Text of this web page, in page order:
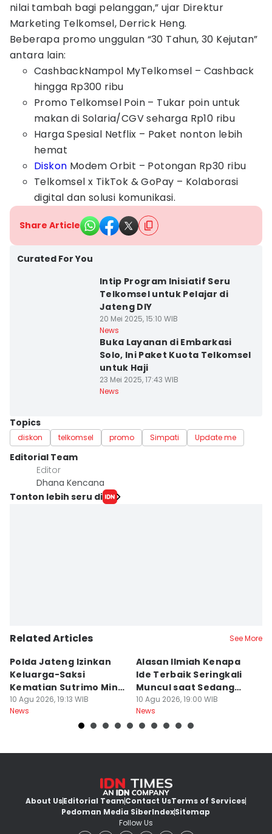
nilai tambah bagi pelanggan,” ujar Direktur
Marketing Telkomsel, Derrick Heng.
Beberapa promo unggulan “30 Tahun, 30 Kejutan”
antara lain:
CashbackNampol MyTelkomsel – Cashback
hingga Rp300 ribu
Promo Telkomsel Poin – Tukar poin untuk
makan di Solaria/CGV seharga Rp10 ribu
Harga Spesial Netflix – Paket nonton lebih
hemat
Diskon Modem Orbit – Potongan Rp30 ribu
Telkomsel x TikTok & GoPay – Kolaborasi
digital dan solusi komunikasi.
Share Article
Curated For You
Intip Program Inisiatif Seru
Telkomsel untuk Pelajar di
Jateng DIY
20 Mei 2025, 15:10 WIB
News
Buka Layanan di Embarkasi
Solo, Ini Paket Kuota Telkomsel
untuk Haji
23 Mei 2025, 17:43 WIB
News
Topics
diskon telkomsel promo Simpati Update me
Editorial Team
Editor
Dhana Kencana
Tonton lebih seru di
Related Articles See More
Polda Jateng Izinkan
Keluarga-Saksi
Kematian Sutrimo Minta
BKO LPSK
10 Agu 2026, 19:13 WIB
News
Alasan Ilmiah Kenapa
Ide Terbaik Seringkali
Muncul saat Sedang
Mandi, Bukan di Depan
Laptop
10 Agu 2026, 19:00 WIB
News
About UsEditorial TeamContact UsTerms of Services
Pedoman Media SiberIndexSitemap
Follow Us